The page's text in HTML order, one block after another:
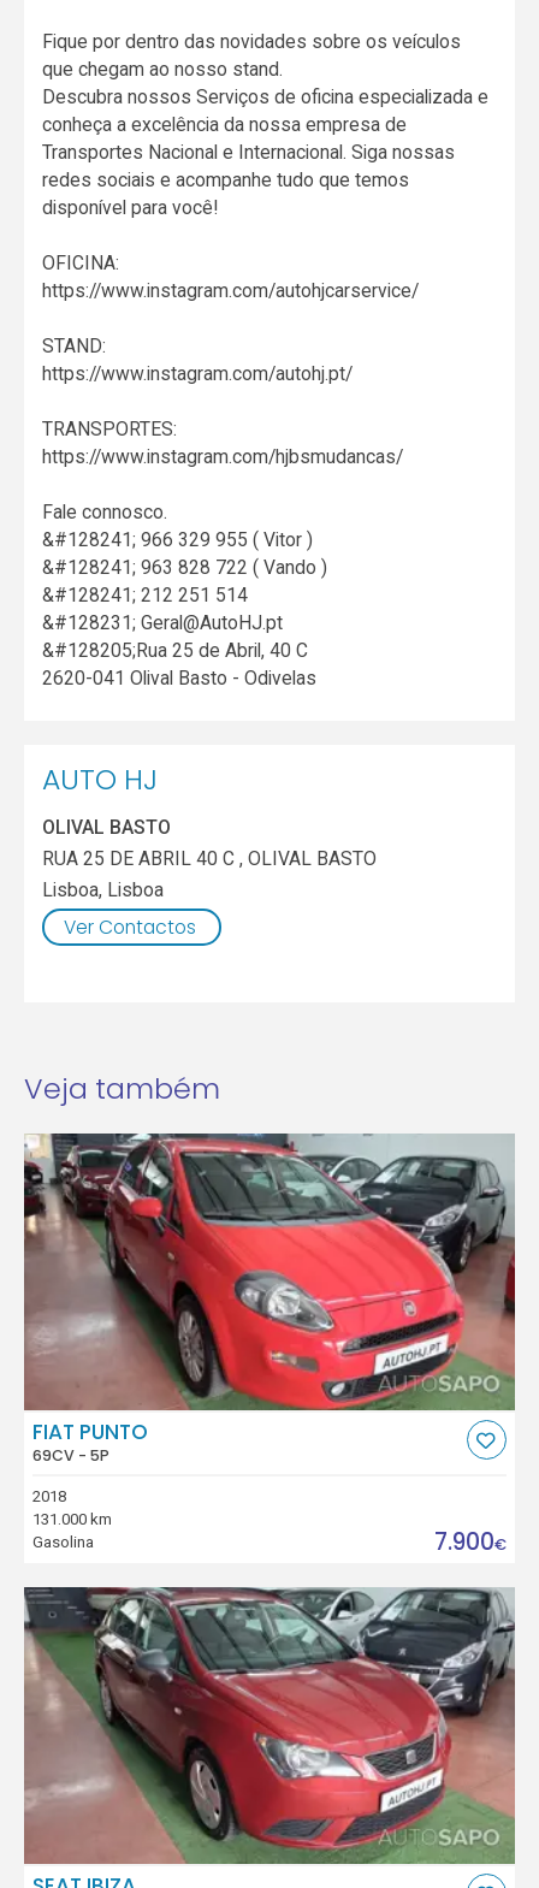
Fique por dentro das novidades sobre os veículos
que chegam ao nosso stand.
Descubra nossos Serviços de oficina especializada e
conheça a excelência da nossa empresa de
Transportes Nacional e Internacional. Siga nossas
redes sociais e acompanhe tudo que temos
disponível para você!
OFICINA:
https://www.instagram.com/autohjcarservice/
STAND:
https://www.instagram.com/autohj.pt/
TRANSPORTES:
https://www.instagram.com/hjbsmudancas/
Fale connosco.
&#128241; 966 329 955 ( Vitor )
&#128241; 963 828 722 ( Vando )
&#128241; 212 251 514
&#128231; Geral@AutoHJ.pt
&#128205;Rua 25 de Abril, 40 C
2620-041 Olival Basto - Odivelas
AUTO HJ
OLIVAL BASTO
RUA 25 DE ABRIL 40 C , OLIVAL BASTO
Lisboa, Lisboa
Ver Contactos
Veja também
FIAT PUNTO
69CV - 5P
2018
131.000 km
Gasolina
7.900€